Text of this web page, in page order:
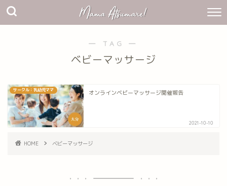
― TAG ―
ベビーマッサージ
サークル：乳幼児ママ オンラインベビーマッサージ開催報告
2021-10-10
HOME ベビーマッサージ